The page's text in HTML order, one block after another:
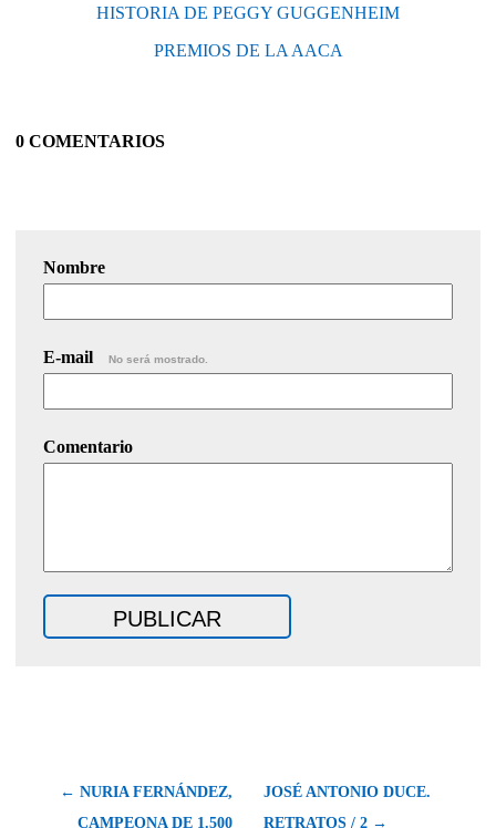
HISTORIA DE PEGGY GUGGENHEIM
PREMIOS DE LA AACA
0 COMENTARIOS
Nombre
E-mail No será mostrado.
Comentario
← NURIA FERNÁNDEZ,
CAMPEONA DE 1.500
JOSÉ ANTONIO DUCE.
RETRATOS / 2 →